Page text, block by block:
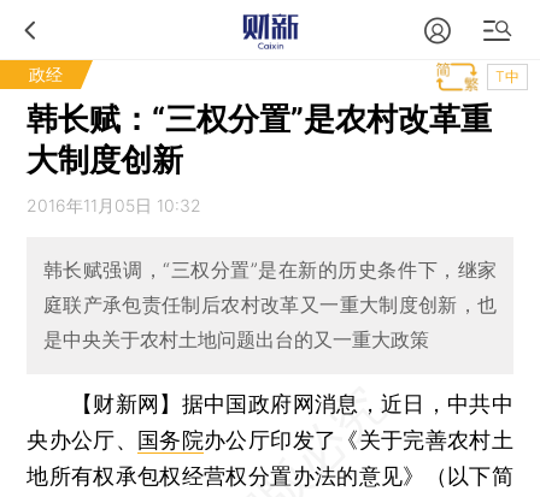
政经 T中
韩长赋：“三权分置”是农村改革重
大制度创新
2016年11月05日 10:32
韩长赋强调，“三权分置”是在新的历史条件下，继家
庭联产承包责任制后农村改革又一重大制度创新，也
是中央关于农村土地问题出台的又一重大政策
【财新网】 据中国政府网消息，近日，中共中
央办公厅、 国务院办公厅印发了《关于完善农村土
地所有权承包权经营权分置办法的意见》（以下简